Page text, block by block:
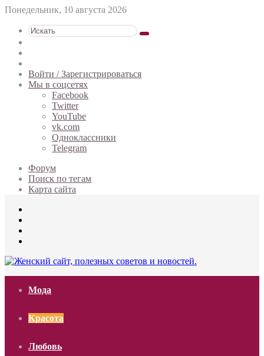
Понедельник, 10 августа 2026
Искать
статья
Войти / Зарегистрироваться
Мы в соцсетях
Facebook
Twitter
YouTube
vk.com
Одноклассники
Telegram
Форум
Поиск по тегам
Карта сайта
Мода
Красота
Любовь